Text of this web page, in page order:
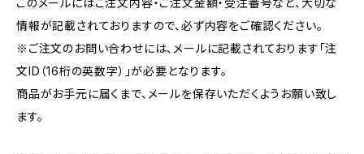
このメールにはご注文内容・ご注文金額・受注番号など、大切な
情報が記載されておりますので、必ず内容をご確認ください。
※ご注文のお問い合わせには、メールに記載されております「注
文ID（16桁の英数字）」が必要となります。
商品がお手元に届くまで、メールを保存いただくようお願い致し
ます。